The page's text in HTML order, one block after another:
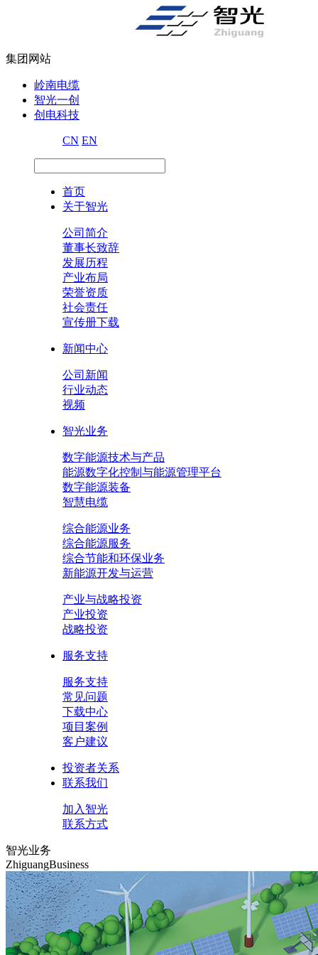
集团网站
岭南电缆
智光一创
创电科技
CN EN
首页
关于智光
公司简介
董事长致辞
发展历程
产业布局
荣誉资质
社会责任
宣传册下载
新闻中心
公司新闻
行业动态
视频
智光业务
数字能源技术与产品
能源数字化控制与能源管理平台
数字能源装备
智慧电缆
综合能源业务
综合能源服务
综合节能和环保业务
新能源开发与运营
产业与战略投资
产业投资
战略投资
服务支持
服务支持
常见问题
下载中心
项目案例
客户建议
投资者关系
联系我们
加入智光
联系方式
智光业务
ZhiguangBusiness